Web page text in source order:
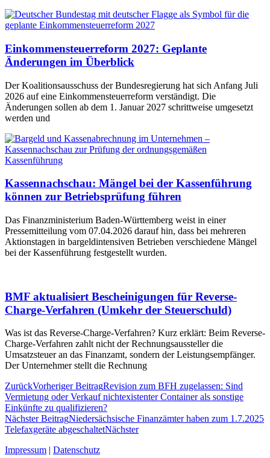
Einkommensteuerreform 2027: Geplante
Änderungen im Überblick
Der Koalitionsausschuss der Bundesregierung hat sich Anfang Juli
2026 auf eine Einkommensteuerreform verständigt. Die
Änderungen sollen ab dem 1. Januar 2027 schrittweise umgesetzt
werden und
Kassennachschau: Mängel bei der Kassenführung
können zur Betriebsprüfung führen
Das Finanzministerium Baden-Württemberg weist in einer
Pressemitteilung vom 07.04.2026 darauf hin, dass bei mehreren
Aktionstagen in bargeldintensiven Betrieben verschiedene Mängel
bei der Kassenführung festgestellt wurden.
BMF aktualisiert Bescheinigungen für Reverse-
Charge-Verfahren (Umkehr der Steuerschuld)
Was ist das Reverse-Charge-Verfahren? Kurz erklärt: Beim Reverse-
Charge-Verfahren zahlt nicht der Rechnungsaussteller die
Umsatzsteuer an das Finanzamt, sondern der Leistungsempfänger.
Der Unternehmer stellt die Rechnung
ZurückVorheriger BeitragRevision zum BFH zugelassen: Sind
Vermietung oder Verkauf nichtexistenter Container als sonstige
Einkünfte zu qualifizieren?
Nächster BeitragNiedersächsische Finanzämter haben zum 1.7.2025
Telefaxgeräte abgeschaltetNächster
Impressum | Datenschutz